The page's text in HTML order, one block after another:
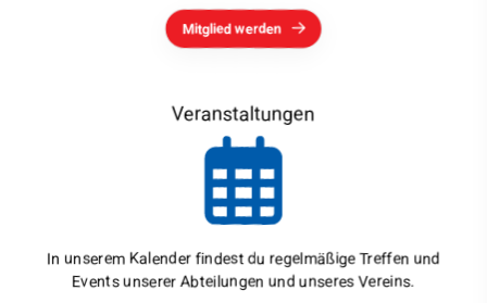
Mitglied werden
Veranstaltungen
In unserem Kalender findest du regelmäßige Treffen und
Events unserer Abteilungen und unseres Vereins.